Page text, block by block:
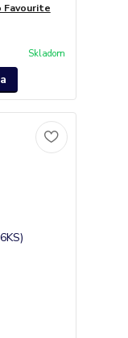
Favourite
Skladom